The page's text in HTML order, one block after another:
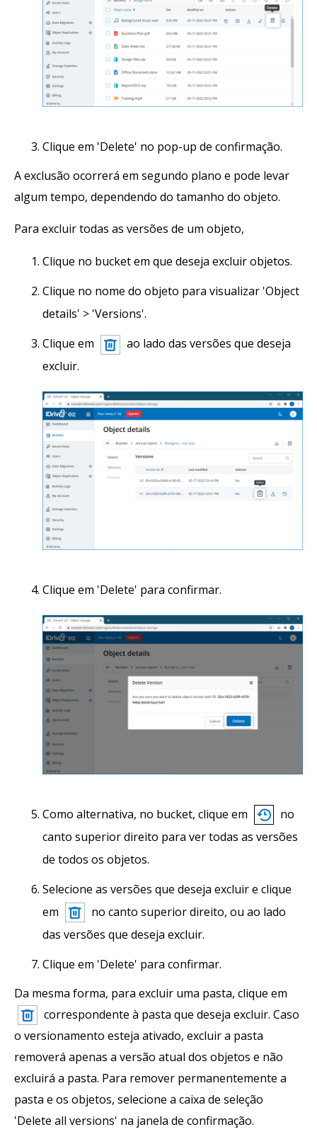
Clique em 'Delete' no pop-up de confirmação.
A exclusão ocorrerá em segundo plano e pode levar
algum tempo, dependendo do tamanho do objeto.
Para excluir todas as versões de um objeto,
Clique no bucket em que deseja excluir objetos.
Clique no nome do objeto para visualizar 'Object
details' > 'Versions'.
Clique em
ao lado das versões que deseja
excluir.
Clique em 'Delete' para confirmar.
Como alternativa, no bucket, clique em
no
canto superior direito para ver todas as versões
de todos os objetos.
Selecione as versões que deseja excluir e clique
em
no canto superior direito, ou ao lado
das versões que deseja excluir.
Clique em 'Delete' para confirmar.
Da mesma forma, para excluir uma pasta, clique em
correspondente à pasta que deseja excluir. Caso
o versionamento esteja ativado, excluir a pasta
removerá apenas a versão atual dos objetos e não
excluirá a pasta. Para remover permanentemente a
pasta e os objetos, selecione a caixa de seleção
'Delete all versions' na janela de confirmação.